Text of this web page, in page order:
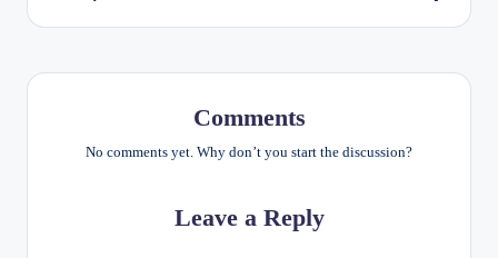
Comments
No comments yet. Why don’t you start the discussion?
Leave a Reply